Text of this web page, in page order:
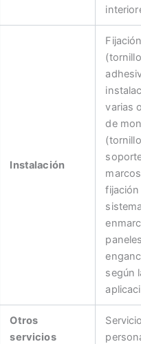
Instalación
varias
de
según
Otros
servicios